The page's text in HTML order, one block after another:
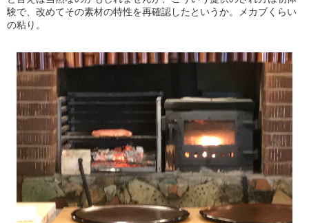
験で、改めてその素材の特性を再確認したというか。メカブくらい
の粘り。